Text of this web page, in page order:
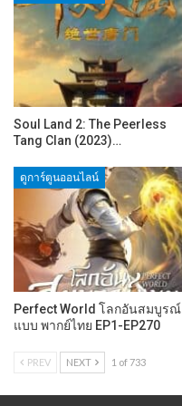
Soul Land 2: The Peerless
Tang Clan (2023)…
ดูการ์ตูนออนไลน์
Perfect World โลกอันสมบูรณ์
แบบ พากย์ไทย EP1-EP270
PREV NEXT 1 of 733